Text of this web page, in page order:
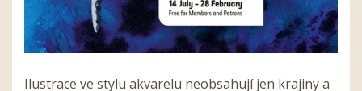
Ilustrace ve stylu akvarelu neobsahují jen krajiny a